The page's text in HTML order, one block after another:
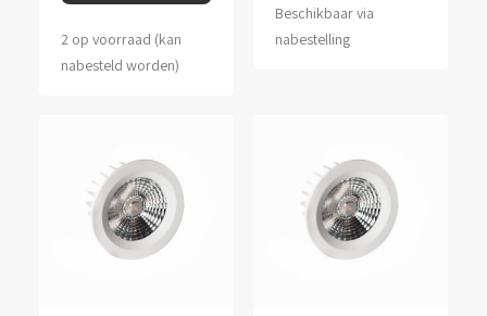
2 op voorraad (kan
nabesteld worden)
Beschikbaar via
nabestelling